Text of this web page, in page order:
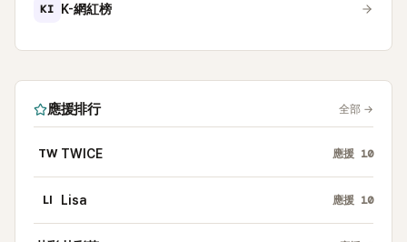
KI K-網紅榜
應援排行 全部 →
TW TWICE 應援 10
LI Lisa 應援 10